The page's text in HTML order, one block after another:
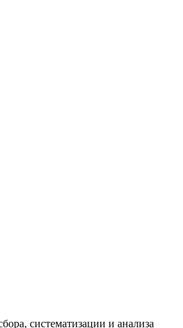
систематизации и анализа